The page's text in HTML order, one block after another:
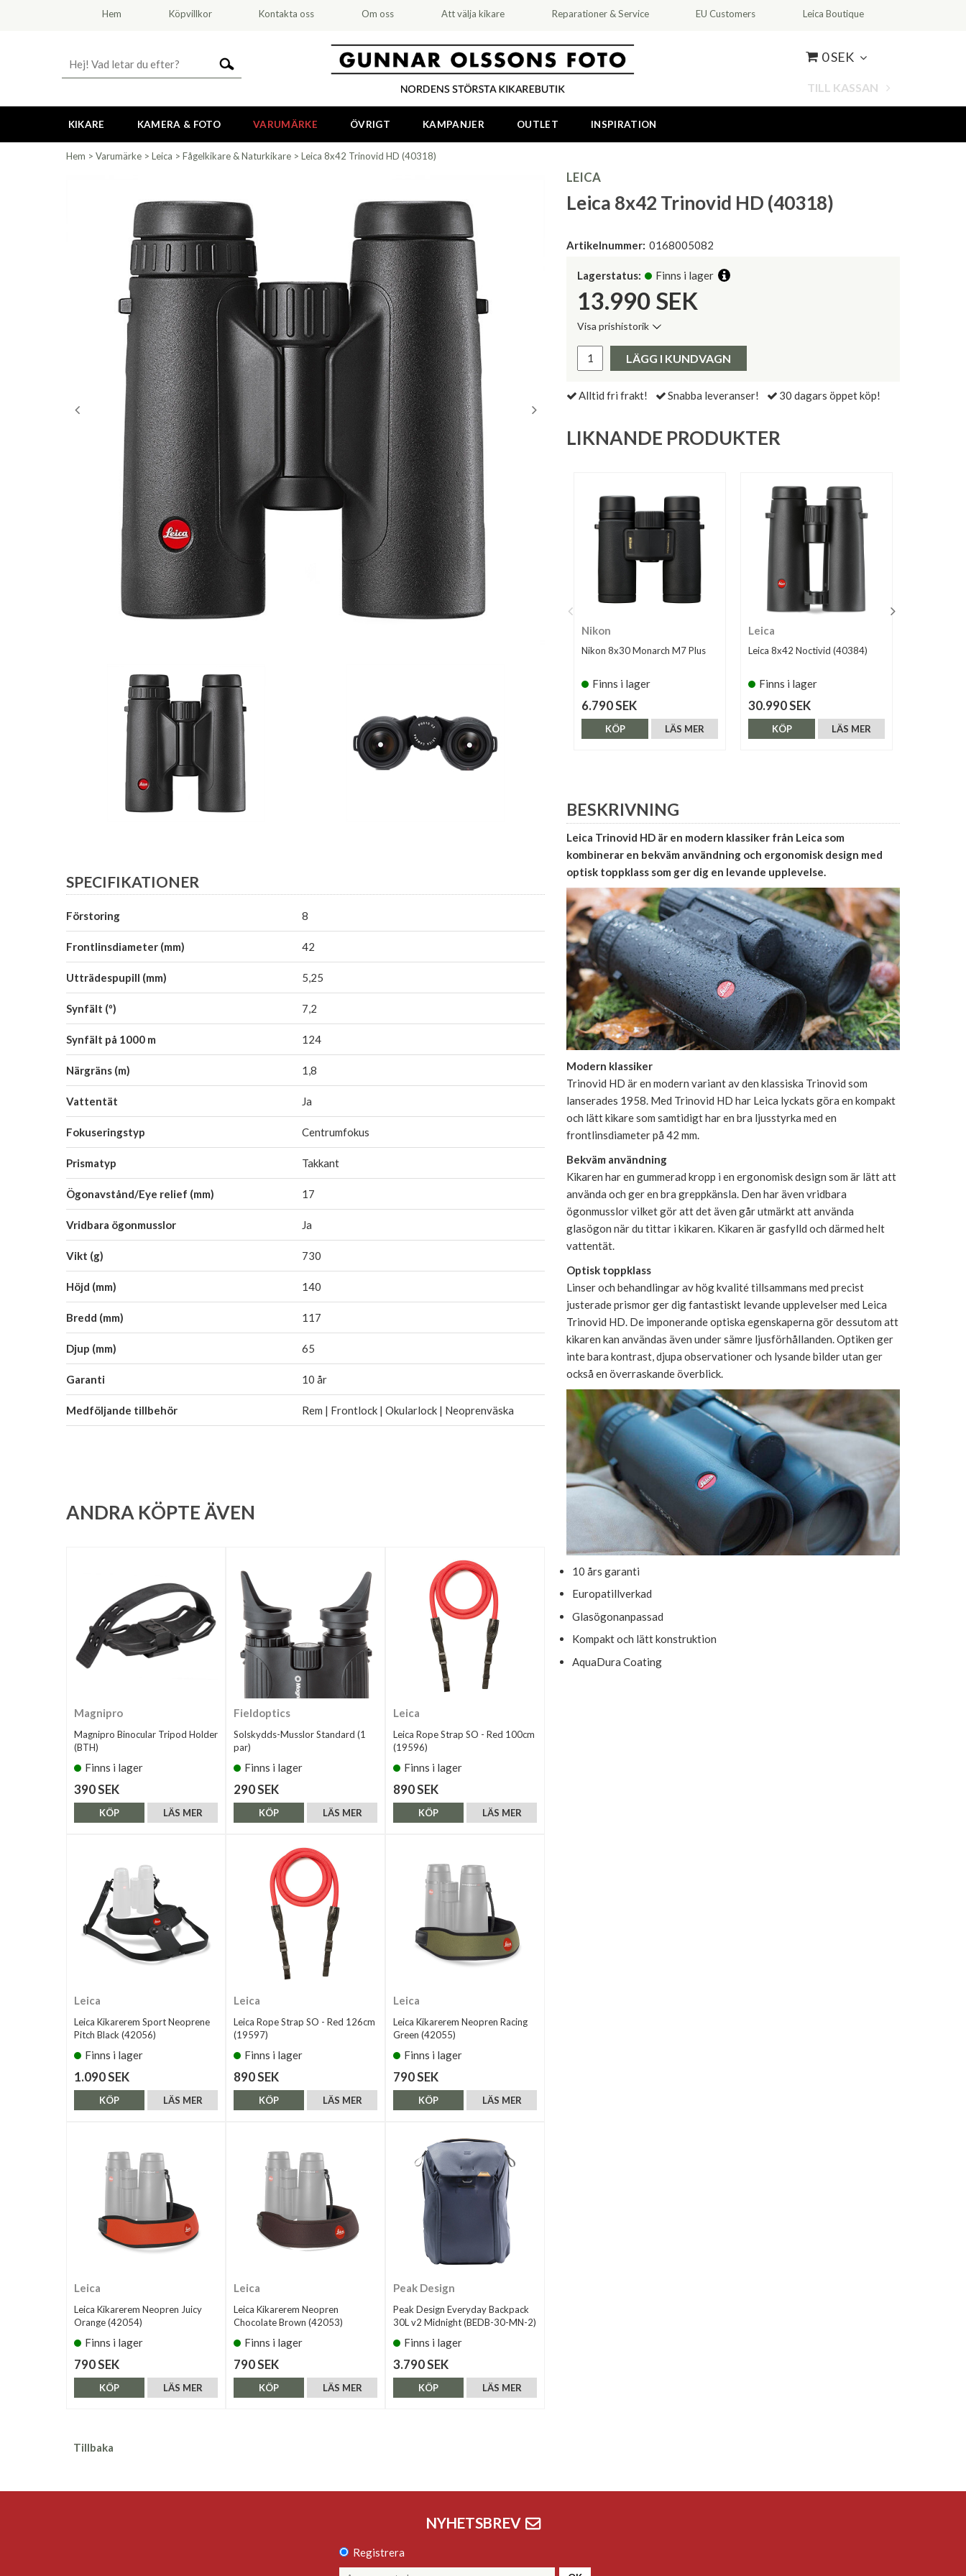
Hem Köpvillkor Kontakta oss Om oss Att välja kikare Reparationer & Service EU Customers Leica Boutique
0 SEK
TILL KASSAN
KIKARE KAMERA & FOTO VARUMÄRKE ÖVRIGT KAMPANJER OUTLET INSPIRATION
Hem > Varumärke > Leica > Fågelkikare & Naturkikare > Leica 8x42 Trinovid HD (40318)
LEICA
Leica 8x42 Trinovid HD (40318)
Artikelnummer: 0168005082
Lagerstatus: Finns i lager
13.990 SEK
Visa prishistorik
Pris:
LÄGG I KUNDVAGN
Alltid fri frakt! Snabba leveranser! 30 dagars öppet köp!
LIKNANDE PRODUKTER
Nikon
Nikon 8x30 Monarch M7 Plus
Finns i lager
6.790 SEK
LÄS MER
KÖP
Leica
Leica 8x42 Noctivid (40384)
Finns i lager
30.990 SEK
LÄS MER
KÖP
BESKRIVNING
Leica Trinovid HD är en modern klassiker från Leica som
kombinerar en bekväm användning och ergonomisk design med
optisk toppklass som ger dig en levande upplevelse.
Modern klassiker
Trinovid HD är en modern variant av den klassiska Trinovid som
lanserades 1958. Med Trinovid HD har Leica lyckats göra en kompakt
och lätt kikare som samtidigt har en bra ljusstyrka med en
frontlinsdiameter på 42 mm.
Bekväm användning
Kikaren har en gummerad kropp i en ergonomisk design som är lätt att
använda och ger en bra greppkänsla. Den har även vridbara
ögonmusslor vilket gör att det även går utmärkt att använda
glasögon när du tittar i kikaren. Kikaren är gasfylld och därmed helt
vattentät.
Optisk toppklass
Linser och behandlingar av hög kvalité tillsammans med precist
justerade prismor ger dig fantastiskt levande upplevelser med Leica
Trinovid HD. De imponerande optiska egenskaperna gör dessutom att
kikaren kan användas även under sämre ljusförhållanden. Optiken ger
inte bara kontrast, djupa observationer och lysande bilder utan ger
också en överraskande överblick.
10 års garanti
Europatillverkad
Glasögonanpassad
Kompakt och lätt konstruktion
AquaDura Coating
SPECIFIKATIONER
Förstoring 8
Frontlinsdiameter (mm) 42
Utträdespupill (mm) 5,25
Synfält (º) 7,2
Synfält på 1000 m 124
Närgräns (m) 1,8
Vattentät Ja
Fokuseringstyp Centrumfokus
Prismatyp Takkant
Ögonavstånd/Eye relief (mm) 17
Vridbara ögonmusslor Ja
Vikt (g) 730
Höjd (mm) 140
Bredd (mm) 117
Djup (mm) 65
Garanti 10 år
Medföljande tillbehör Rem | Frontlock | Okularlock | Neoprenväska
ANDRA KÖPTE ÄVEN
Magnipro
Magnipro Binocular Tripod Holder
(BTH)
Finns i lager
390 SEK
LÄS MER
KÖP
Fieldoptics
Solskydds-Musslor Standard (1
par)
Finns i lager
290 SEK
LÄS MER
KÖP
Leica
Leica Rope Strap SO - Red 100cm
(19596)
Finns i lager
890 SEK
LÄS MER
KÖP
Leica
Leica Kikarerem Sport Neoprene
Pitch Black (42056)
Finns i lager
1.090 SEK
LÄS MER
KÖP
Leica
Leica Rope Strap SO - Red 126cm
(19597)
Finns i lager
890 SEK
LÄS MER
KÖP
Leica
Leica Kikarerem Neopren Racing
Green (42055)
Finns i lager
790 SEK
LÄS MER
KÖP
Leica
Leica Kikarerem Neopren Juicy
Orange (42054)
Finns i lager
790 SEK
LÄS MER
KÖP
Leica
Leica Kikarerem Neopren
Chocolate Brown (42053)
Finns i lager
790 SEK
LÄS MER
KÖP
Peak Design
Peak Design Everyday Backpack
30L v2 Midnight (BEDB-30-MN-2)
Finns i lager
3.790 SEK
LÄS MER
KÖP
Tillbaka
NYHETSBREV
Registrera